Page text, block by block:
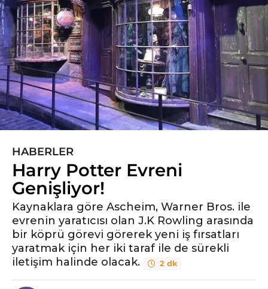
6
y
l
ö
n
c
e
6
HABERLER
Harry Potter Evreni
Genişliyor!
Kaynaklara göre Ascheim, Warner Bros. ile
evrenin yaratıcısı olan J.K Rowling arasında
bir köprü görevi görerek yeni iş fırsatları
yaratmak için her iki taraf ile de sürekli
iletişim halinde olacak.
2 dk